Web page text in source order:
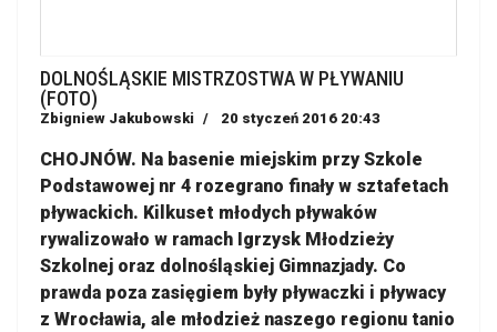
DOLNOŚLĄSKIE MISTRZOSTWA W PŁYWANIU
(FOTO)
Zbigniew Jakubowski 20 styczeń 2016 20:43
CHOJNÓW. Na basenie miejskim przy Szkole
Podstawowej nr 4 rozegrano finały w sztafetach
pływackich. Kilkuset młodych pływaków
rywalizowało w ramach Igrzysk Młodzieży
Szkolnej oraz dolnośląskiej Gimnazjady. Co
prawda poza zasięgiem były pływaczki i pływacy
z Wrocławia, ale młodzież naszego regionu tanio